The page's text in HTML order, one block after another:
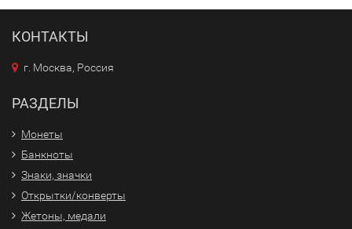
КОНТАКТЫ
г. Москва, Россия
РАЗДЕЛЫ
Монеты
Банкноты
Знаки, значки
Открытки/конверты
Жетоны, медали